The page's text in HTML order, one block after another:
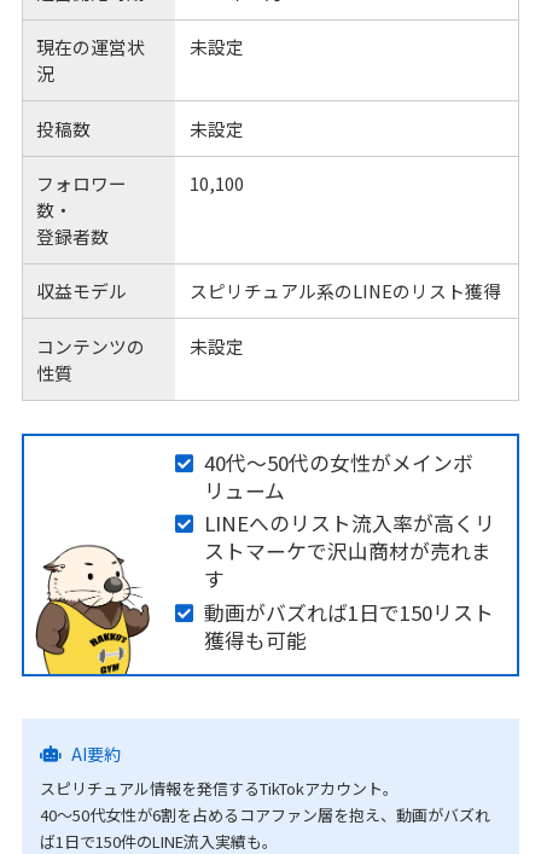
現在の運営状
況
未設定
投稿数 未設定
フォロワー
数・
登録者数
10,100
収益モデル スピリチュアル系のLINEのリスト獲得
コンテンツの
性質
未設定
40代〜50代の女性がメインボ
リューム
LINEへのリスト流入率が高くリ
ストマーケで沢山商材が売れま
す
動画がバズれば1日で150リスト
獲得も可能
AI要約
スピリチュアル情報を発信するTikTokアカウント。
40～50代女性が6割を占めるコアファン層を抱え、動画がバズれ
ば1日で150件のLINE流入実績も。